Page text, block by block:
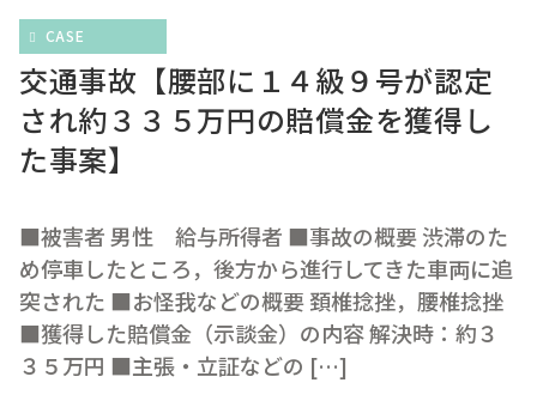
CASE
交通事故【腰部に１４級９号が認定
され約３３５万円の賠償金を獲得し
た事案】
■被害者 男性 給与所得者 ■事故の概要 渋滞のた
め停車したところ，後方から進行してきた車両に追
突された ■お怪我などの概要 頚椎捻挫，腰椎捻挫
■獲得した賠償金（示談金）の内容 解決時：約３
３５万円 ■主張・立証などの […]